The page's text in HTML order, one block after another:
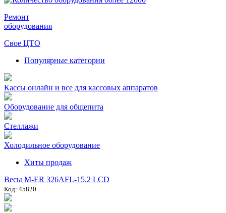
Ремонт
оборудования
Свое ЦТО
Популярные категории
Кассы онлайн и все для кассовых аппаратов
Оборудование для общепита
Стеллажи
Холодильное оборудование
Хиты продаж
Весы M-ER 326AFL-15.2 LCD
Код: 45820